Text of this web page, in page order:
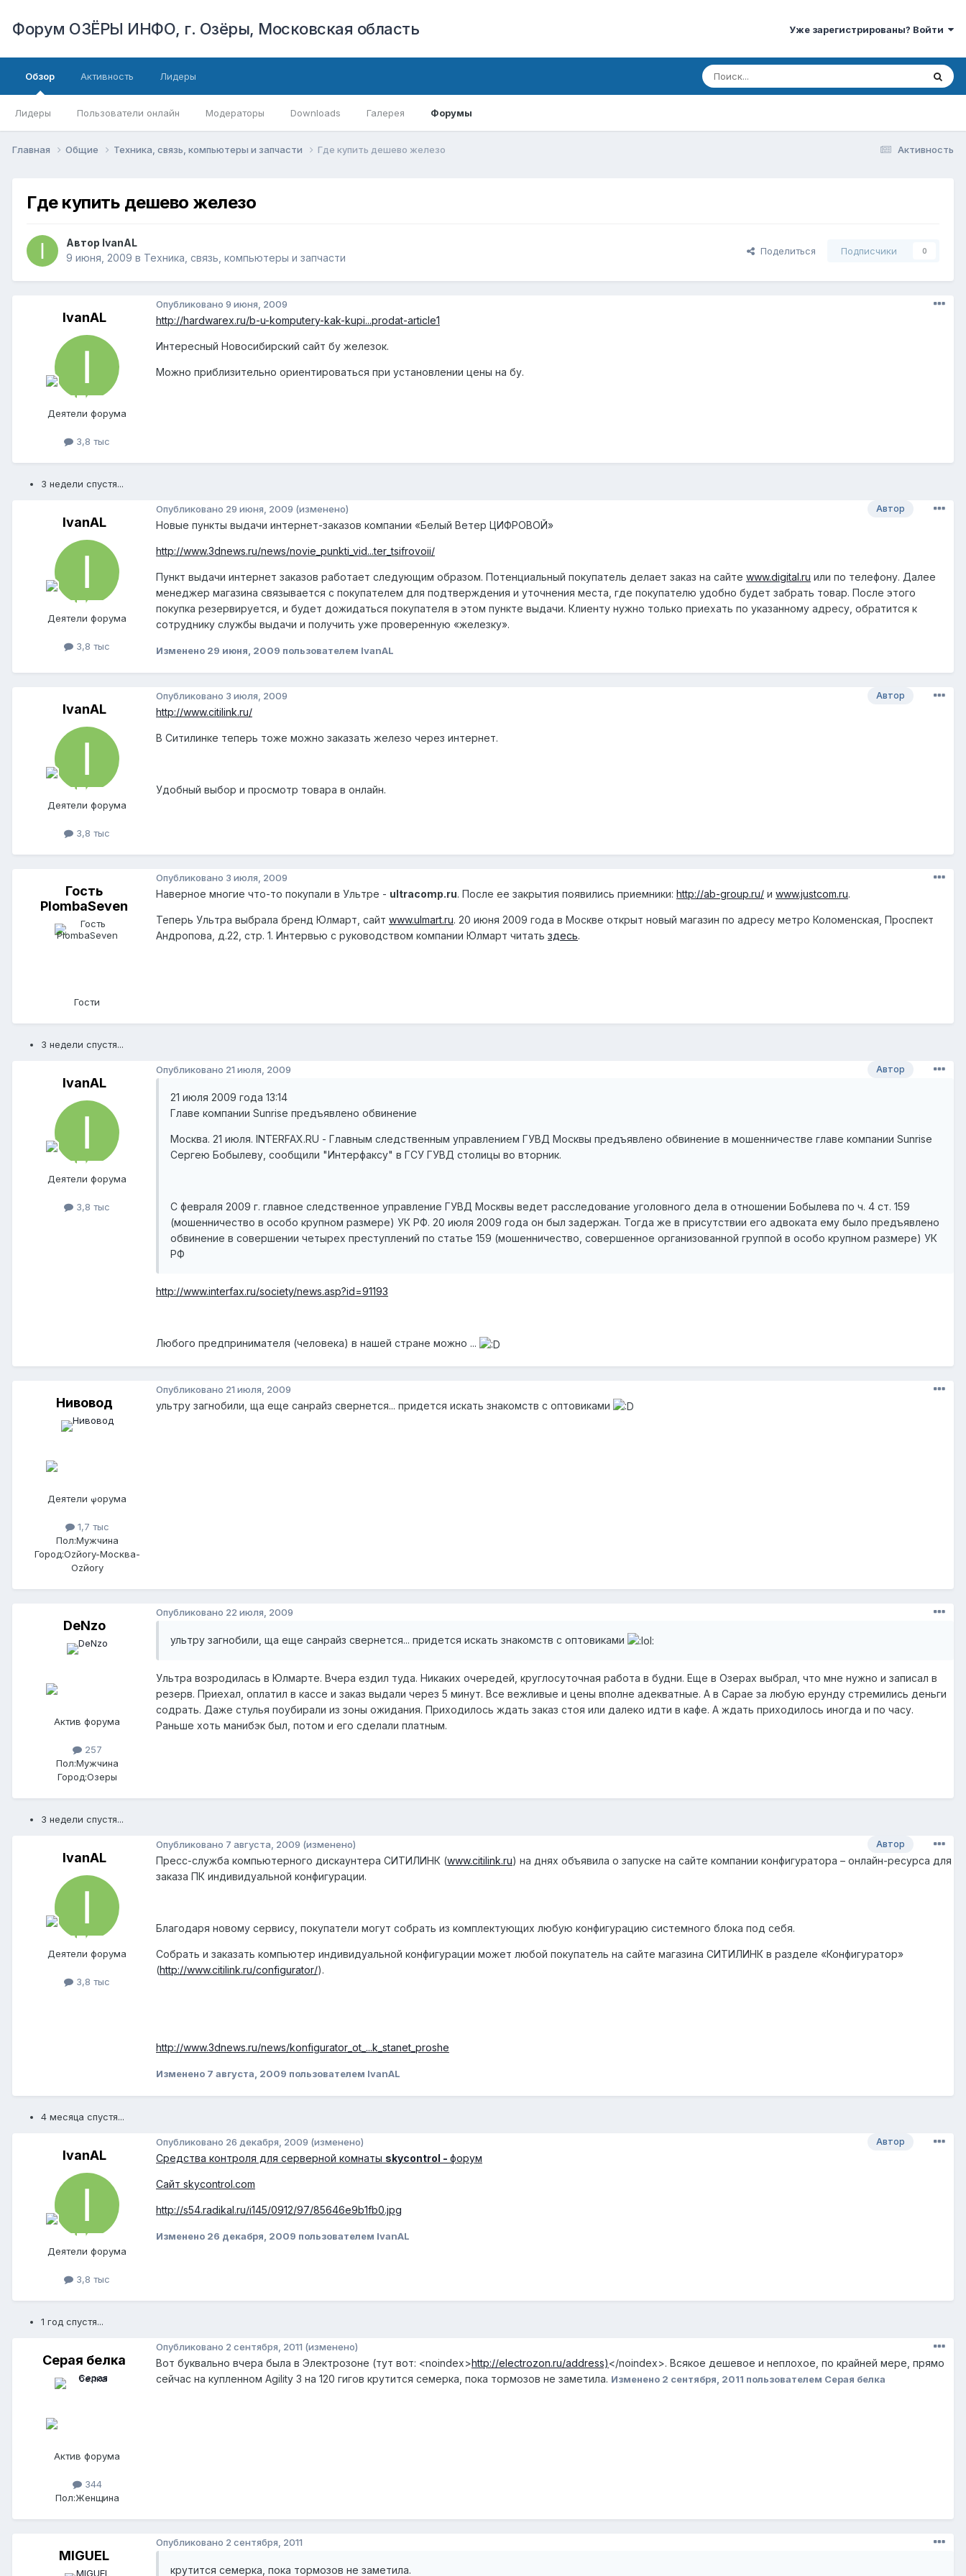
Форум ОЗЁРЫ ИНФО, г. Озёры, Московская область Уже зарегистрированы? Войти
Обзор
Лидеры Пользователи онлайн Модераторы Downloads Галерея Форумы
Активность Лидеры
Активность
Главная Общие Техника, связь, компьютеры и запчасти Где купить дешево железо
Где купить дешево железо
Автор IvanAL
9 июня, 2009 в Техника, связь, компьютеры и запчасти
Поделиться Подписчики 0
IvanAL
Деятели форума
3,8 тыс
Опубликовано 9 июня, 2009
http://hardwarex.ru/b-u-komputery-kak-kupi...prodat-article1
Интересный Новосибирский сайт бу железок.
Можно приблизительно ориентироваться при установлении цены на бу.
3 недели спустя...
IvanAL
Деятели форума
3,8 тыс
Автор
Опубликовано 29 июня, 2009 (изменено)
Новые пункты выдачи интернет-заказов компании «Белый Ветер ЦИФРОВОЙ»
http://www.3dnews.ru/news/novie_punkti_vid...ter_tsifrovoii/
Пункт выдачи интернет заказов работает следующим образом. Потенциальный покупатель делает заказ на сайте www.digital.ru или по телефону. Далее
менеджер магазина связывается с покупателем для подтверждения и уточнения места, где покупателю удобно будет забрать товар. После этого
покупка резервируется, и будет дожидаться покупателя в этом пункте выдачи. Клиенту нужно только приехать по указанному адресу, обратится к
сотруднику службы выдачи и получить уже проверенную «железку».
Изменено 29 июня, 2009 пользователем IvanAL
IvanAL
Деятели форума
3,8 тыс
Автор
Опубликовано 3 июля, 2009
http://www.citilink.ru/
В Ситилинке теперь тоже можно заказать железо через интернет.
Удобный выбор и просмотр товара в онлайн.
Гость
PlombaSeven
Гости
Опубликовано 3 июля, 2009
Наверное многие что-то покупали в Ультре - ultracomp.ru. После ее закрытия появились приемники: http://ab-group.ru/ и www.justcom.ru.
Теперь Ультра выбрала бренд Юлмарт, сайт www.ulmart.ru. 20 июня 2009 года в Москве открыт новый магазин по адресу метро Коломенская, Проспект
Андропова, д.22, стр. 1. Интервью с руководством компании Юлмарт читать здесь.
3 недели спустя...
IvanAL
Деятели форума
3,8 тыс
Автор
Опубликовано 21 июля, 2009
21 июля 2009 года 13:14
Главе компании Sunrise предъявлено обвинение
Москва. 21 июля. INTERFAX.RU - Главным следственным управлением ГУВД Москвы предъявлено обвинение в мошенничестве главе компании Sunrise
Сергею Бобылеву, сообщили "Интерфаксу" в ГСУ ГУВД столицы во вторник.
С февраля 2009 г. главное следственное управление ГУВД Москвы ведет расследование уголовного дела в отношении Бобылева по ч. 4 ст. 159
(мошенничество в особо крупном размере) УК РФ. 20 июля 2009 года он был задержан. Тогда же в присутствии его адвоката ему было предъявлено
обвинение в совершении четырех преступлений по статье 159 (мошенничество, совершенное организованной группой в особо крупном размере) УК
РФ
http://www.interfax.ru/society/news.asp?id=91193
Любого предпринимателя (человека) в нашей стране можно ...
Нивовод
Деятели форума
1,7 тыс
Пол:Мужчина
Город:Ozйоry-Москва-
Ozйоry
Опубликовано 21 июля, 2009
ультру загнобили, ща еще санрайз свернется... придется искать знакомств с оптовиками
DeNzo
Актив форума
257
Пол:Мужчина
Город:Озеры
Опубликовано 22 июля, 2009
ультру загнобили, ща еще санрайз свернется... придется искать знакомств с оптовиками
Ультра возродилась в Юлмарте. Вчера ездил туда. Никаких очередей, круглосуточная работа в будни. Еще в Озерах выбрал, что мне нужно и записал в
резерв. Приехал, оплатил в кассе и заказ выдали через 5 минут. Все вежливые и цены вполне адекватные. А в Сарае за любую ерунду стремились деньги
содрать. Даже стулья поубирали из зоны ожидания. Приходилось ждать заказ стоя или далеко идти в кафе. А ждать приходилось иногда и по часу.
Раньше хоть манибэк был, потом и его сделали платным.
3 недели спустя...
IvanAL
Деятели форума
3,8 тыс
Автор
Опубликовано 7 августа, 2009 (изменено)
Пресс-служба компьютерного дискаунтера СИТИЛИНК (www.citilink.ru) на днях объявила о запуске на сайте компании конфигуратора – онлайн-ресурса для
заказа ПК индивидуальной конфигурации.
Благодаря новому сервису, покупатели могут собрать из комплектующих любую конфигурацию системного блока под себя.
Собрать и заказать компьютер индивидуальной конфигурации может любой покупатель на сайте магазина СИТИЛИНК в разделе «Конфигуратор»
(http://www.citilink.ru/configurator/).
http://www.3dnews.ru/news/konfigurator_ot_...k_stanet_proshe
Изменено 7 августа, 2009 пользователем IvanAL
4 месяца спустя...
IvanAL
Деятели форума
3,8 тыс
Автор
Опубликовано 26 декабря, 2009 (изменено)
Средства контроля для серверной комнаты skycontrol - форум
Сайт skycontrol.com
http://s54.radikal.ru/i145/0912/97/85646e9b1fb0.jpg
Изменено 26 декабря, 2009 пользователем IvanAL
1 год спустя...
Серая белка
Актив форума
344
Пол:Женщина
Опубликовано 2 сентября, 2011 (изменено)
Вот буквально вчера была в Электрозоне (тут вот: <noindex>http://electrozon.ru/address)</noindex>. Всякое дешевое и неплохое, по крайней мере, прямо
сейчас на купленном Agility 3 на 120 гигов крутится семерка, пока тормозов не заметила. Изменено 2 сентября, 2011 пользователем Серая белка
MIGUEL
Опубликовано 2 сентября, 2011
крутится семерка, пока тормозов не заметила.